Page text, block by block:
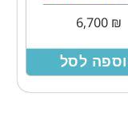
₪
6,700
לסל